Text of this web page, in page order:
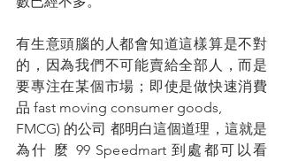
有生意頭腦的人都會知道這樣算是不對
的，因為我們不可能賣給全部人，而是
要專注在某個市場；即使是做快速消費
品 fast moving consumer goods,
FMCG) 的公司 都明白這個道理，這就是
為什 麼 99 Speedmart 到處都可以看